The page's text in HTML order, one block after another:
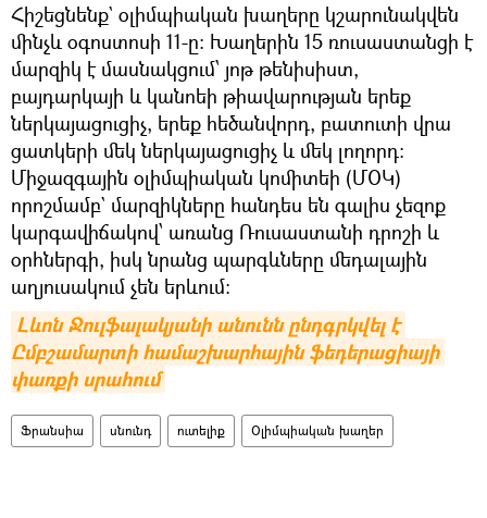
Հիշեցնենք` օլիմպիական խաղերը կշարունակվեն
մինչև օգոստոսի 11-ը: Խաղերին 15 ռուսաստանցի է
մարզիկ է մասնակցում՝ յոթ թենիսիստ,
բայդարկայի և կանոեի թիավարության երեք
ներկայացուցիչ, երեք հեծանվորդ, բատուտի վրա
ցատկերի մեկ ներկայացուցիչ և մեկ լողորդ:
Միջազգային օլիմպիական կոմիտեի (ՄՕԿ)
որոշմամբ` մարզիկները հանդես են գալիս չեզոք
կարգավիճակով՝ առանց Ռուսաստանի դրոշի և
օրհներգի, իսկ նրանց պարգևները մեդալային
աղյուսակում չեն երևում:
Լևոն Ջուլֆալակյանի անունն ընդգրկվել է
Ըմբշամարտի համաշխարհային ֆեդերացիայի
փառքի սրահում
Ֆրանսիա սնունդ ուտելիք Օլիմպիական խաղեր